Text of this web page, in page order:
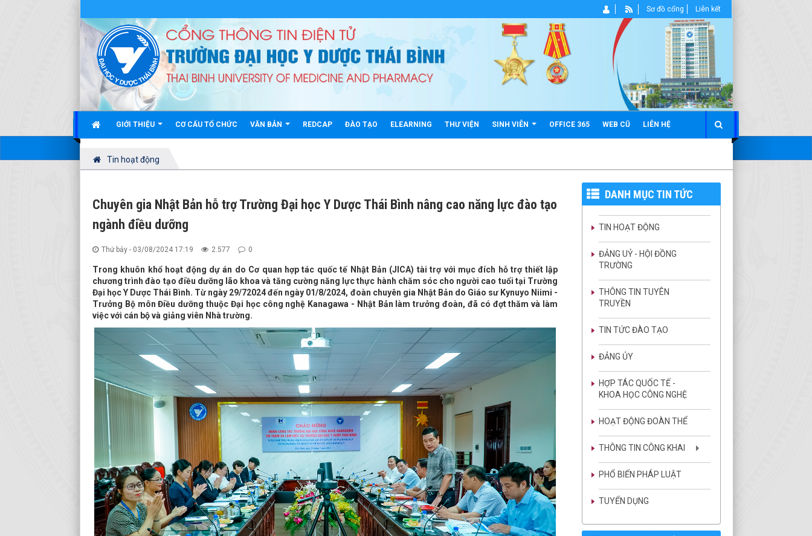
GIỚI THIỆU CƠ CẤU TỔ CHỨC VĂN BẢN REDCAP ĐÀO TẠO ELEARNING THƯ VIỆN SINH VIÊN OFFICE 365 WEB CŨ LIÊN HỆ
Sơ đồ cổng Liên kết
Tin hoạt động
Chuyên gia Nhật Bản hỗ trợ Trường Đại học Y Dược Thái Bình nâng cao năng lực đào tạo
ngành điều dưỡng
Thứ bảy - 03/08/2024 17:19 2.577 0
Trong khuôn khổ hoạt động dự án do Cơ quan hợp tác quốc tế Nhật Bản (JICA) tài trợ với mục đích hỗ trợ thiết lập
chương trình đào tạo điều dưỡng lão khoa và tăng cường năng lực thực hành chăm sóc cho người cao tuổi tại Trường
Đại học Y Dược Thái Bình. Từ ngày 29/72024 đến ngày 01/8/2024, đoàn chuyên gia Nhật Bản do Giáo sư Kynuyo Niimi -
Trưởng Bộ môn Điều dưỡng thuộc Đại học công nghệ Kanagawa - Nhật Bản làm trưởng đoàn, đã có đợt thăm và làm
việc với cán bộ và giảng viên Nhà trường.
DANH MỤC TIN TỨC
TIN HOẠT ĐỘNG
ĐẢNG UỶ - HỘI ĐỒNG
TRƯỜNG
THÔNG TIN TUYÊN
TRUYỀN
TIN TỨC ĐÀO TẠO
ĐẢNG ỦY
HỢP TÁC QUỐC TẾ -
KHOA HỌC CÔNG NGHỆ
HOẠT ĐỘNG ĐOÀN THỂ
THÔNG TIN CÔNG KHAI
PHỔ BIẾN PHÁP LUẬT
TUYỂN DỤNG